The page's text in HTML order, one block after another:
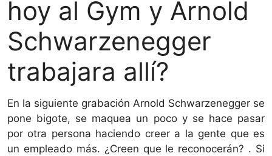
hoy al Gym y Arnold
Schwarzenegger
trabajara allí?
En la siguiente grabación Arnold Schwarzenegger se
pone bigote, se maquea un poco y se hace pasar
por otra persona haciendo creer a la gente que es
un empleado más. ¿Creen que le reconocerán? . Si